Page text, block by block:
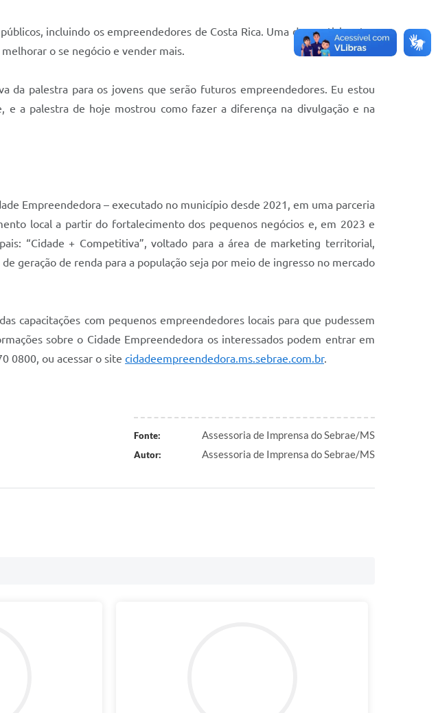
incluindo os empreendedores de Costa Rica. Uma das participantes
o se negócio e vender mais.
da palestra para os jovens que serão futuros empreendedores. Eu estou
e a palestra de hoje mostrou como fazer a diferença na divulgação e na
Empreendedora – executado no município desde 2021, em uma parceria
local a partir do fortalecimento dos pequenos negócios e, em 2023 e
“Cidade + Competitiva”, voltado para a área de marketing territorial,
geração de renda para a população seja por meio de ingresso no mercado
capacitações com pequenos empreendedores locais para que pudessem
sobre o Cidade Empreendedora os interessados podem entrar em
0800, ou acessar o site cidadeempreendedora.ms.sebrae.com.br.
Fonte: Assessoria de Imprensa do Sebrae/MS
Autor: Assessoria de Imprensa do Sebrae/MS